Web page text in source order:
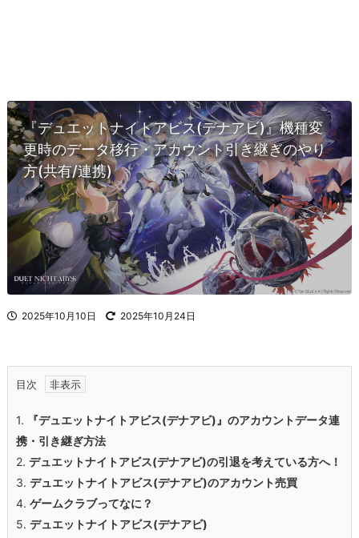
『デュエットナイトアビス(デナアビ)』機種変
更時のデータ移行・アカウント引き継ぎのやり
方(共有/連携)
2025年10月10日 2025年10月24日
目次
1.
『デュエットナイトアビス(デナアビ)』のアカウントデータ連
携・引き継ぎ方法
2. デュエットナイトアビス(デナアビ)の引退を考えている方へ！
3. デュエットナイトアビス(デナアビ)のアカウント売買
4. ゲームクラブってなに？
5. デュエットナイトアビス(デナアビ)